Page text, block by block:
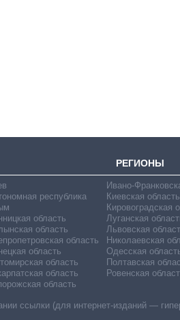
РЕГИОНЫ
республика
область
область
область
область
область
область
область
Ивано-
Киевская область
Кировоградская
Луганская
Львовская
Николаевская
Одесская
Полтавская
Ровенская
ссылки (для интернет-изданий —